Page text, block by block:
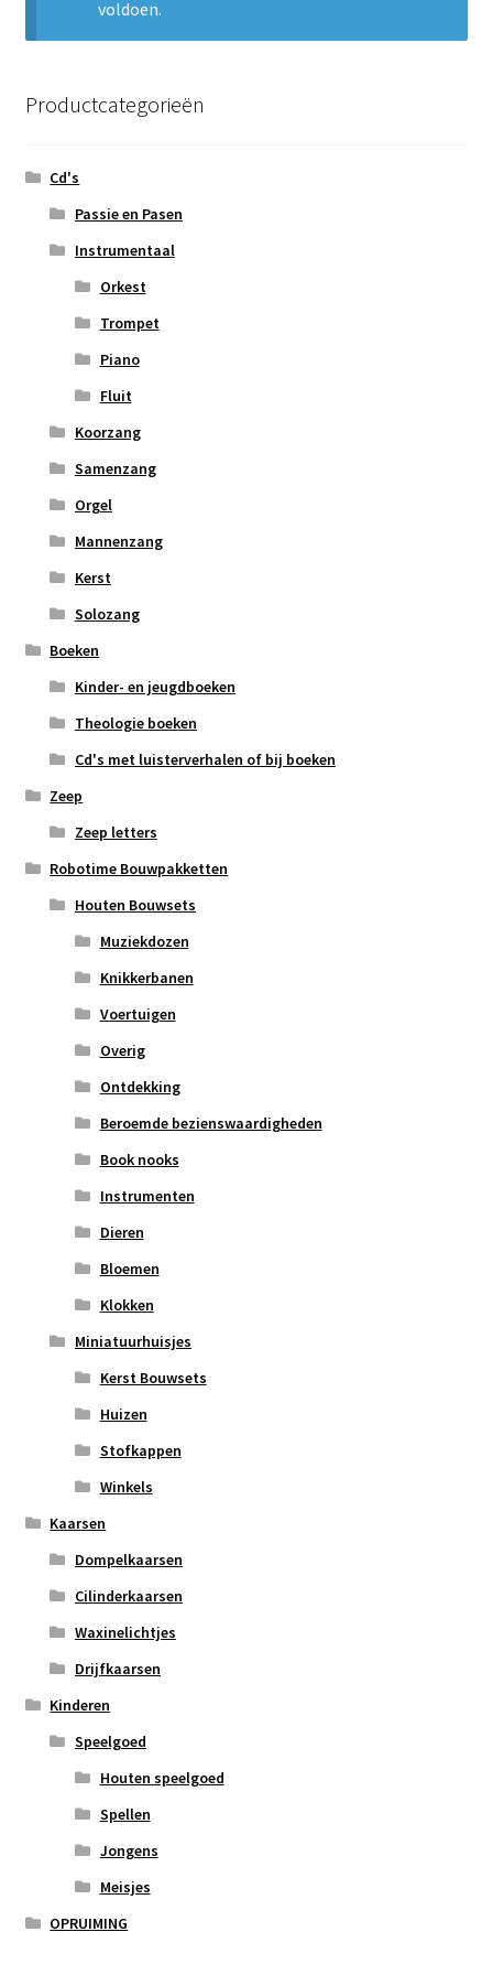
voldoen.
Productcategorieën
Cd's
Passie en Pasen
Instrumentaal
Orkest
Trompet
Piano
Fluit
Koorzang
Samenzang
Orgel
Mannenzang
Kerst
Solozang
Boeken
Kinder- en jeugdboeken
Theologie boeken
Cd's met luisterverhalen of bij boeken
Zeep
Zeep letters
Robotime Bouwpakketten
Houten Bouwsets
Muziekdozen
Knikkerbanen
Voertuigen
Overig
Ontdekking
Beroemde bezienswaardigheden
Book nooks
Instrumenten
Dieren
Bloemen
Klokken
Miniatuurhuisjes
Kerst Bouwsets
Huizen
Stofkappen
Winkels
Kaarsen
Dompelkaarsen
Cilinderkaarsen
Waxinelichtjes
Drijfkaarsen
Kinderen
Speelgoed
Houten speelgoed
Spellen
Jongens
Meisjes
OPRUIMING